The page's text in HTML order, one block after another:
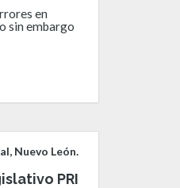
en
sin embargo
Nuevo León.
PRI